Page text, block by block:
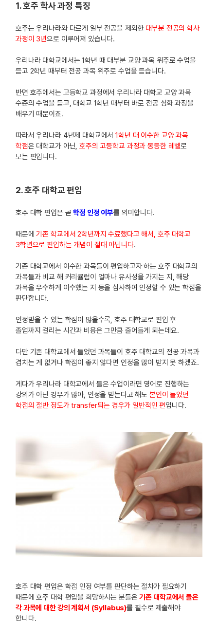
1. 호주 학사 과정 특징
호주는 우리나라와 다르게 일부 전공을 제외한 대부분 전공의 학사
과정이 3년으로 이루어져 있습니다.
우리나라 대학교에서는 1학년 때 대부분 교양 과목 위주로 수업을
듣고 2학년 때부터 전공 과목 위주로 수업을 듣습니다.
반면 호주에서는 고등학교 과정에서 우리나라 대학교 교양 과목
수준의 수업을 듣고, 대학교 1학년 때부터 바로 전공 심화 과정을
배우기 때문이죠.
따라서 우리나라 4년제 대학교에서1학년 때 이수한 교양 과목
학점은 대학교가 아닌,호주의 고등학교 과정과 동등한 레벨로
보는 편입니다.
2. 호주 대학교 편입
호주 대학 편입은 곧학점 인정 여부를 의미합니다.
때문에기존 학교에서 2학년까지 수료했다고 해서, 호주 대학교
3학년으로 편입하는 개념이 절대 아닙니다.
기존 대학교에서 이수한 과목들이 편입하고자 하는 호주 대학교의
과목들과 비교 해 커리큘럼이 얼마나 유사성을 가지는 지, 해당
과목을 우수하게 이수했는 지 등을 심사하여 인정할 수 있는 학점을
판단합니다.
인정받을 수 있는 학점이 많을수록, 호주 대학교로 편입 후
졸업까지 걸리는 시간과 비용은 그만큼 줄어들게 되는데요.
다만 기존 대학교에서 들었던 과목들이 호주 대학교의 전공 과목과
겹치는 게 없거나 학점이 좋지 않다면 인정을 많이 받지 못 하겠죠.
게다가 우리나라 대학교에서 들은 수업이라면 영어로 진행하는
강의가 아닌 경우가 많아, 인정을 받는다고 해도 본인이 들었던
학점의 절반 정도가 transfer되는 경우가 일반적인 편입니다.
호주 대학 편입은 학점 인정 여부를 판단하는 절차가 필요하기
때문에 호주 대학 편입을 희망하시는 분들은기존 대학교에서 들은
각 과목에 대한 강의 계획서 (Syllabus)를 필수로 제출해야
합니다.